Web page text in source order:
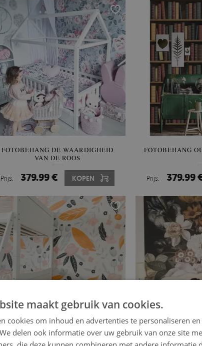
FOTOBEHANG DE WAARDIGHEID
VAN DE ROOS
Prijs: 379.99 € KOPEN
FOTOBEHANG
Prijs: 379.99
maakt gebruik van cookies.
cookies om inhoud en advertenties te personaliseren
delen ook informatie over uw gebruik van onze site